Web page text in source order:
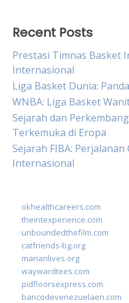
Recent Posts
Prestasi Timnas Basket
Internasional
Liga Basket Dunia:
WNBA: Liga Basket
Sejarah dan
Terkemuka di Eropa
Sejarah FIBA:
Internasional
okhealthcareers.com
theintexperience.com
unboundedthefilm.com
catfriends-bg.org
marianlives.org
waywardtees.com
pidfloorsexpress.com
bancodevenezuelaen.com